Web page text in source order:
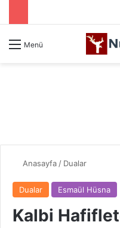
Menü
Anasayfa / Dualar
Dualar Esmaül Hüsna
Kalbi